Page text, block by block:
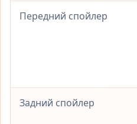
Передний спойлер
Задний спойлер